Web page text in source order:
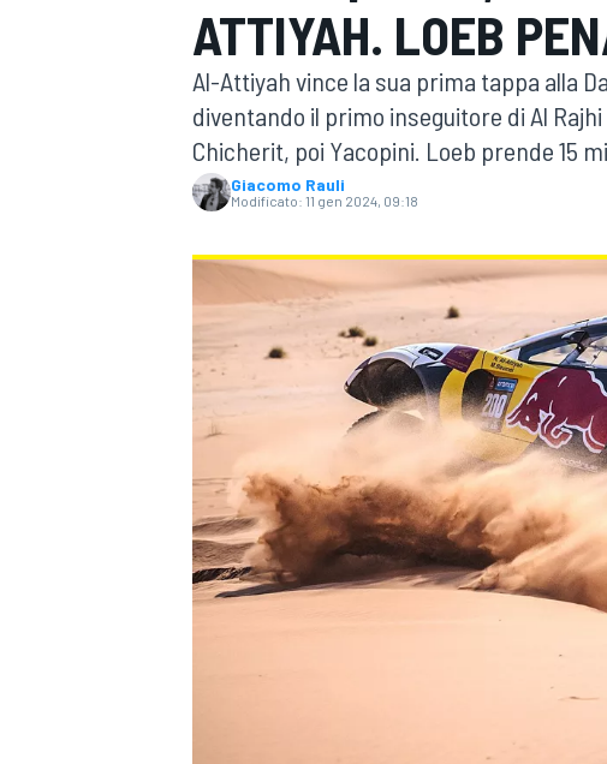
MOTOGP WEC
WRC
ATTIYAH. LOEB
Al-Attiyah vince la sua prima tappa alla
diventando il primo inseguitore di Al
Chicherit, poi Yacopini. Loeb prende 15
Giacomo Rauli
Modificato: 11 gen 2024, 09:18